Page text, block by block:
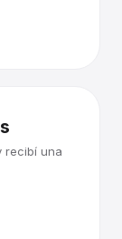
recibí una